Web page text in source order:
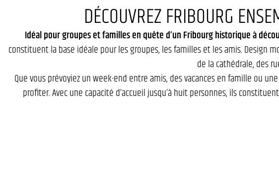
DÉCOUVREZ FRIBOURG
Idéal pour groupes et familles en quête d’un Fribourg historique à
constituent la base idéale pour les groupes, les familles et les amis. Design
de la cathédrale, des
Que vous prévoyiez un week-end entre amis, des vacances en famille ou
profiter. Avec une capacité d’accueil jusqu’à huit personnes, ils